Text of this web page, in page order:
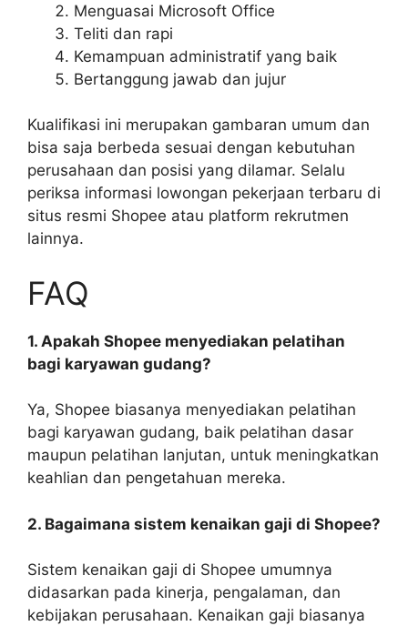
Menguasai Microsoft Office
Teliti dan rapi
Kemampuan administratif yang baik
Bertanggung jawab dan jujur
Kualifikasi ini merupakan gambaran umum dan
bisa saja berbeda sesuai dengan kebutuhan
perusahaan dan posisi yang dilamar. Selalu
periksa informasi lowongan pekerjaan terbaru di
situs resmi Shopee atau platform rekrutmen
lainnya.
FAQ
1. Apakah Shopee menyediakan pelatihan
bagi karyawan gudang?
Ya, Shopee biasanya menyediakan pelatihan
bagi karyawan gudang, baik pelatihan dasar
maupun pelatihan lanjutan, untuk meningkatkan
keahlian dan pengetahuan mereka.
2. Bagaimana sistem kenaikan gaji di Shopee?
Sistem kenaikan gaji di Shopee umumnya
didasarkan pada kinerja, pengalaman, dan
kebijakan perusahaan. Kenaikan gaji biasanya